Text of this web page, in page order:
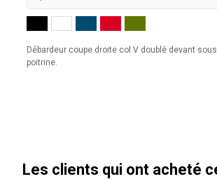
Débardeur coupe droite col V doublé devant sous
poitrine.
Les clients qui ont acheté